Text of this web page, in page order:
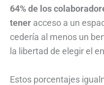
64% de los
tener acceso a un
cedería al menos un
la libertad de elegir el
Estos porcentajes